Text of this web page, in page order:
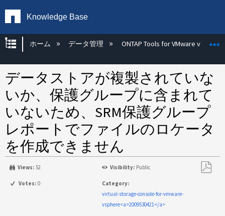
Knowledge Base
グローバル階層を展開/折りたたむ
ホーム データ管理 ONTAP Tools for VMware vSphere
データストアが複製されていな
いか、保護グループに含まれて
いないため、SRM保護グループ
レポートでファイルのロケータ
を作成できません
Views: 52 Visibility: Public
Votes: 0
Category:
virtual-storage-console-for-vmware-
vsphere<a>2009530421</a>